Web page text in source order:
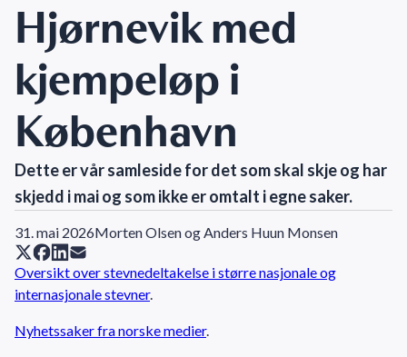
Hjørnevik med
kjempeløp i
København
Dette er vår samleside for det som skal skje og har
skjedd i mai og som ikke er omtalt i egne saker.
31. mai 2026Morten Olsen og Anders Huun Monsen
Oversikt over stevnedeltakelse i større nasjonale og
internasjonale stevner.
Nyhetssaker fra norske medier.